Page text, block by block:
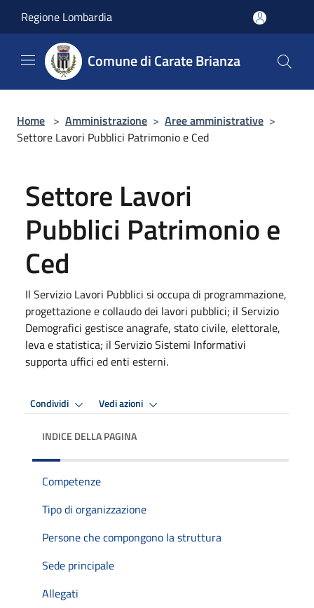
Regione Lombardia
Comune di Carate Brianza
Home > Amministrazione > Aree amministrative >
Settore Lavori Pubblici Patrimonio e Ced
Settore Lavori
Pubblici Patrimonio e
Ced
Il Servizio Lavori Pubblici si occupa di programmazione,
progettazione e collaudo dei lavori pubblici; il Servizio
Demografici gestisce anagrafe, stato civile, elettorale,
leva e statistica; il Servizio Sistemi Informativi
supporta uffici ed enti esterni.
Condividi Vedi azioni
INDICE DELLA PAGINA
Competenze
Tipo di organizzazione
Persone che compongono la struttura
Sede principale
Allegati